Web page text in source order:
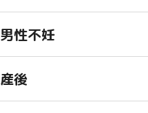
男性不妊
産後